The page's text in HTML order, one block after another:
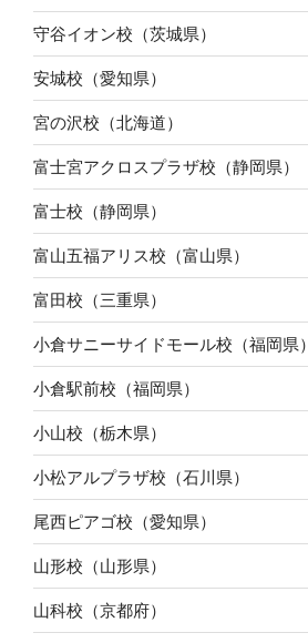
守谷イオン校（茨城県）
安城校（愛知県）
宮の沢校（北海道）
富士宮アクロスプラザ校（静岡県）
富士校（静岡県）
富山五福アリス校（富山県）
富田校（三重県）
小倉サニーサイドモール校（福岡県）
小倉駅前校（福岡県）
小山校（栃木県）
小松アルプラザ校（石川県）
尾西ピアゴ校（愛知県）
山形校（山形県）
山科校（京都府）